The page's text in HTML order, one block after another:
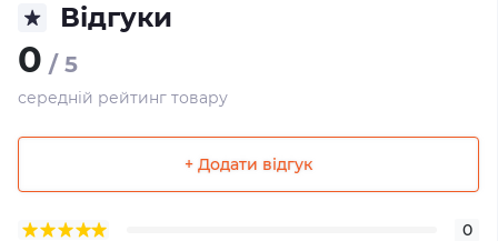
Відгуки
0 / 5
середній рейтинг товару
+ Додати відгук
0